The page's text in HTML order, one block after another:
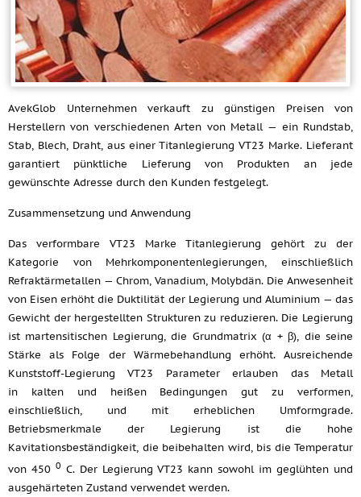
AvekGlob Unternehmen verkauft zu günstigen Preisen von
Herstellern von verschiedenen Arten von Metall — ein Rundstab,
Stab, Blech, Draht, aus einer Titanlegierung VT23 Marke. Lieferant
garantiert pünktliche Lieferung von Produkten an jede
gewünschte Adresse durch den Kunden festgelegt.
Zusammensetzung und Anwendung
Das verformbare VT23 Marke Titanlegierung gehört zu der
Kategorie von Mehrkomponentenlegierungen, einschließlich
Refraktärmetallen — Chrom, Vanadium, Molybdän. Die Anwesenheit
von Eisen erhöht die Duktilität der Legierung und Aluminium — das
Gewicht der hergestellten Strukturen zu reduzieren. Die Legierung
ist martensitischen Legierung, die Grundmatrix (α + β), die seine
Stärke als Folge der Wärmebehandlung erhöht. Ausreichende
Kunststoff-Legierung VT23 Parameter erlauben das Metall
in kalten und heißen Bedingungen gut zu verformen,
einschließlich, und mit erheblichen Umformgrade.
Betriebsmerkmale der Legierung ist die hohe
Kavitationsbeständigkeit, die beibehalten wird, bis die Temperatur
von 450 0 C. Der Legierung VT23 kann sowohl im geglühten und
ausgehärteten Zustand verwendet werden.